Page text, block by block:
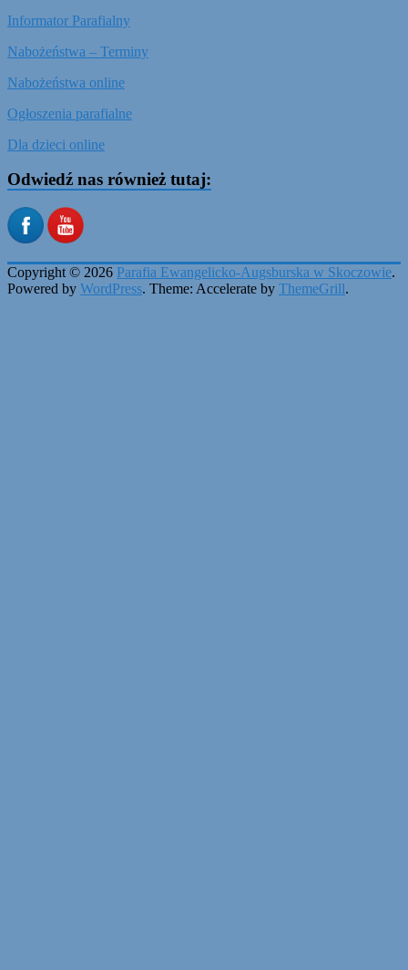
Informator Parafialny
Nabożeństwa – Terminy
Nabożeństwa online
Ogłoszenia parafialne
Dla dzieci online
Odwiedź nas również tutaj:
Copyright © 2026 Parafia Ewangelicko-Augsburska w Skoczowie.
Powered by WordPress. Theme: Accelerate by ThemeGrill.